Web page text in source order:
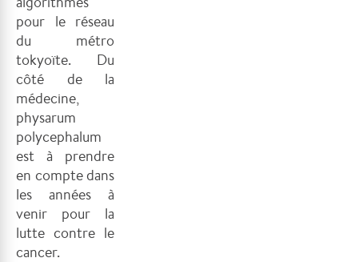
pour le réseau
du métro
tokyoïte. Du
côté de la
médecine,
physarum
polycephalum
est à prendre
en compte dans
les années à
venir pour la
lutte contre le
cancer.